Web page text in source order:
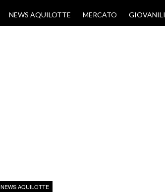
VAI AL CONTENUTO
NEWS AQUILOTTE MERCATO GIOVANILI
NEWS AQUILOTTE